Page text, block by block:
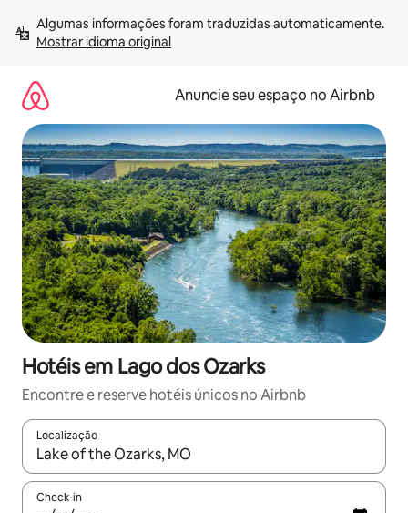
para
Mostrar idioma original
Anuncie seu espaço no Airbnb
Hotéis em Lago dos Ozarks
Encontre e reserve hotéis únicos no Airbnb
Localização
Quando os resultados estiverem disponíveis, explore-os
Check-in